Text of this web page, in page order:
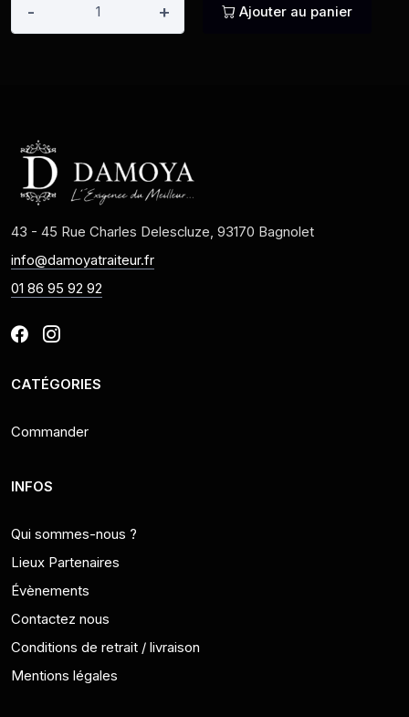
- + Ajouter au panier
43 - 45 Rue Charles Delescluze, 93170 Bagnolet
info@damoyatraiteur.fr
01 86 95 92 92
CATÉGORIES
Commander
INFOS
Qui sommes-nous ?
Lieux Partenaires
Évènements
Contactez nous
Conditions de retrait / livraison
Mentions légales